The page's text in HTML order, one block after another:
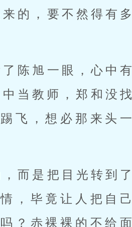
的，要不然得有多
陈旭一眼，心中有
当教师，郑和没找
飞，想必那来头一
而是把目光转到了
，毕竟让人把自己
？赤裸裸的不给面